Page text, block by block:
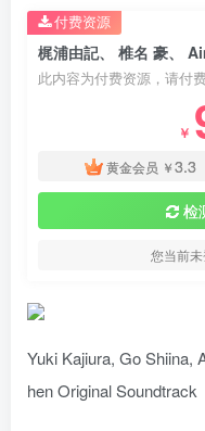
此内容为付费资源，请付
￥
黄金会员 ￥3.3
检
您当前
付费资源
Yuki Kajiura, Go Shiina,
hen Original Soundtrack